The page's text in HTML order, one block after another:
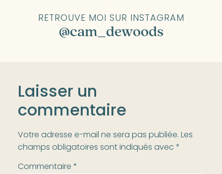
RETROUVE MOI SUR INSTAGRAM
@cam_dewoods
Laisser un
commentaire
Votre adresse e-mail ne sera pas publiée.Les
champs obligatoires sont indiqués avec*
Commentaire*